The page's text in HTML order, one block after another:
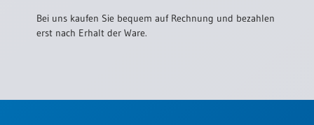
Bei uns kaufen Sie bequem auf Rechnung und bezahlen
erst nach Erhalt der Ware.